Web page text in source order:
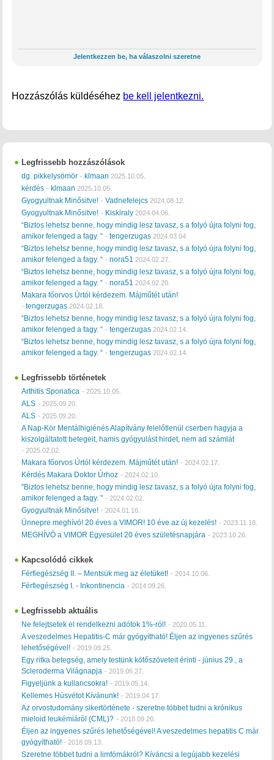
Jelentkezzen be, ha válaszolni szeretne
Hozzászólás küldéséhez be kell jelentkezni.
Legfrissebb hozzászólások
dg. pikkelysömör - klmaan 2025.10.05.
kérdés - klmaan 2025.10.05.
Gyogyultnak Minősitve! -Vadnefelejcs 2024.08.12.
Gyogyultnak Minősitve! - Kiskiraly 2024.04.06.
“Biztos lehetsz benne, hogy mindig lesz tavasz, s a folyó újra folyni fog,
amikor felenged a fagy. “ -tengerzugas 2024.03.04.
“Biztos lehetsz benne, hogy mindig lesz tavasz, s a folyó újra folyni fog,
amikor felenged a fagy. “ -nora51 2024.02.27.
“Biztos lehetsz benne, hogy mindig lesz tavasz, s a folyó újra folyni fog,
amikor felenged a fagy. “ -nora51 2024.02.20.
Makara főorvos Úrtól kérdezem. Májműtét után!
-tengerzugas 2024.02.18.
“Biztos lehetsz benne, hogy mindig lesz tavasz, s a folyó újra folyni fog,
amikor felenged a fagy. “ -tengerzugas 2024.02.14.
“Biztos lehetsz benne, hogy mindig lesz tavasz, s a folyó újra folyni fog,
amikor felenged a fagy. “ -tengerzugas 2024.02.14.
Legfrissebb történetek
Arthitis Sporiatica - 2025.10.05.
ALS - 2025.09.20.
ALS - 2025.09.20.
A Nap-Kör Mentálhigiénés Alapítvány felelőtlenül cserben hagyja a
kiszolgáltatott betegeit, hamis gyógyulást hirdet, nem ad számlát
- 2025.02.02.
Makara főorvos Úrtól kérdezem. Májműtét után! - 2024.02.17.
Kérdés Makara Doktor Úrhoz - 2024.02.10.
"Biztos lehetsz benne, hogy mindig lesz tavasz, s a folyó újra folyni fog,
amikor felenged a fagy. " - 2024.02.02.
Gyogyultnak Minősitve! - 2024.01.16.
Ünnepre meghívó! 20 éves a VIMOR! 10 éve az új kezelés! - 2023.11.18.
MEGHÍVÓ a VIMOR Egyesület 20 éves születésnapjára - 2023.10.26.
Kapcsolódó cikkek
Férfiegészség II. – Mentsük meg az életüket! - 2014.10.06.
Férfiegészség I. - Inkontinencia - 2014.09.26.
Legfrissebb aktuális
Ne felejtsetek el rendelkezni adótok 1%-ról! - 2020.05.11.
A veszedelmes Hepatitis-C már gyógyítható! Éljen az ingyenes szűrés
lehetőségével! - 2019.09.25.
Egy ritka betegség, amely testünk kötőszöveteit érinti - június 29., a
Scleroderma Világnapja - 2019.06.27.
Figyeljünk a kullancsokra! - 2019.05.14.
Kellemes Húsvétot Kívánunk! - 2019.04.17.
Az orvostudomány sikertörténete - szeretne többet tudni a krónikus
mieloid leukémiáról (CML)? - 2018.09.20.
Éljen az ingyenes szűrés lehetőségével! A veszedelmes hepatitis C már
gyógyítható!- 2018.09.13.
Szeretne többet tudni a limfómákról? Kíváncsi a legújabb kezelési